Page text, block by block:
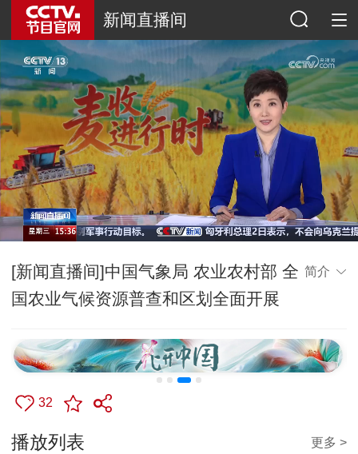
新闻直播间
[新闻直播间]中国气象局 农业农村部 全
国农业气候资源普查和区划全面开展
简介
32
播放列表 更多 >